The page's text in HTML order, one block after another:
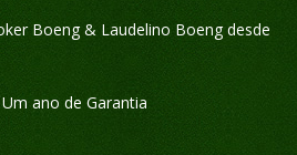
Boeng & Laudelino Boeng desde
ano de Garantia